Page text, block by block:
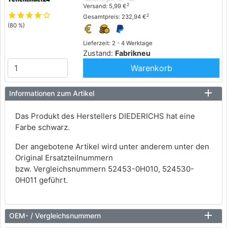
starstarstarstarstar_outline
(80 %)
Lieferzeit: 2 - 4 Werktage
Zustand: Fabrikneu
Versand: 5,99 €2
Gesamtpreis: 232,94 €2
Warenkorb
Informationen zum Artikel
Das Produkt des Herstellers DIEDERICHS hat eine
Farbe schwarz.
Der angebotene Artikel wird unter anderem unter den
Original Ersatzteilnummern
bzw. Vergleichsnummern 52453-0H010, 524530-
0H011 geführt.
OEM- / Vergleichsnummern